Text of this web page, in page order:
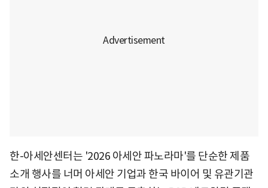
한-아세안센터는 '2026 아세안 파노라마'를 단순한 제품
소개 행사를 너머 아세안 기업과 한국 바이어 및 유관기관